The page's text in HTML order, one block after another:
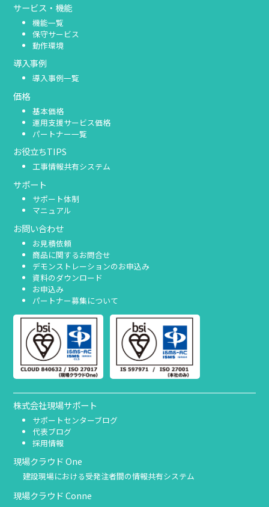
サービス・機能
機能一覧
保守サービス
動作環境
導入事例
導入事例一覧
価格
基本価格
運用支援サービス価格
パートナー一覧
お役立ちTIPS
工事情報共有システム
サポート
サポート体制
マニュアル
お問い合わせ
お見積依頼
商品に関するお問合せ
デモンストレーションのお申込み
資料のダウンロード
お申込み
パートナー募集について
株式会社現場サポート
サポートセンターブログ
代表ブログ
採用情報
現場クラウド One
建設現場における受発注者間の情報共有システム
現場クラウド Conne